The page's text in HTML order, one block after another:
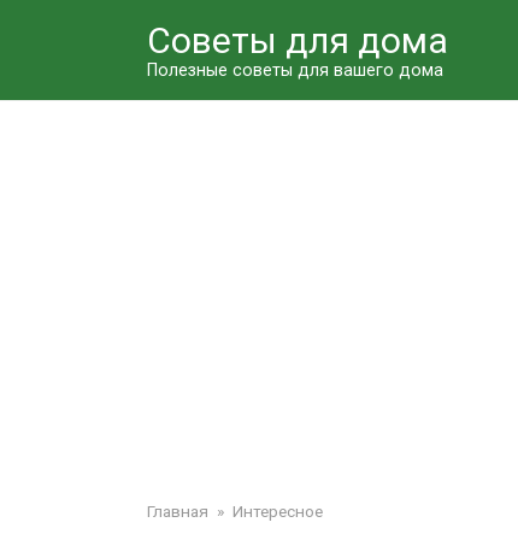
Советы для дома
Полезные советы для вашего дома
Главная » Интересное